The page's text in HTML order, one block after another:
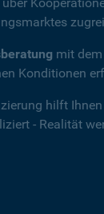
mit
Konditionen
hilft Ihnen
- Realität